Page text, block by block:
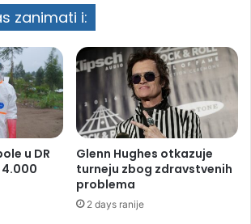
zanimati i:
u DR
Glenn Hughes otkazuje
turneju zbog zdravstvenih
problema
2 days ranije